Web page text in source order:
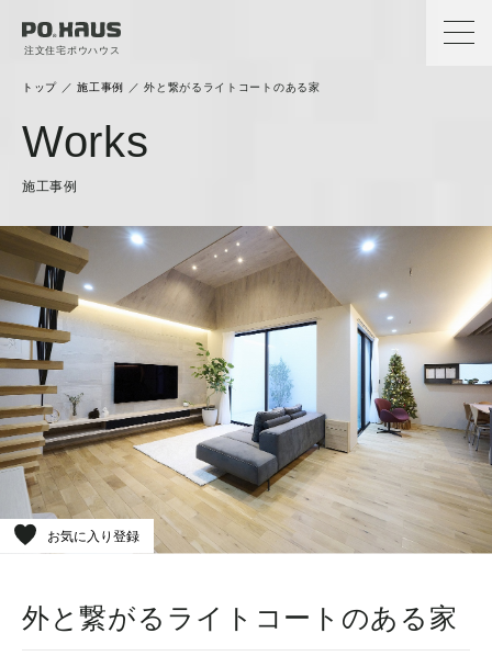
注文住宅ポウハウス
トップ ／施工事例 ／外と繋がるライトコートのある家
Works
施工事例
お気に入り登録
外と繋がるライトコートのある家